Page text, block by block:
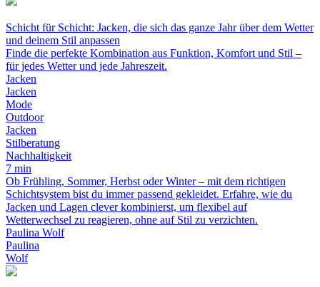
Schicht für Schicht: Jacken, die sich das ganze Jahr über dem Wetter
und deinem Stil anpassen
Finde die perfekte Kombination aus Funktion, Komfort und Stil –
für jedes Wetter und jede Jahreszeit.
Jacken
Jacken
Mode
Outdoor
Jacken
Stilberatung
Nachhaltigkeit
7 min
Ob Frühling, Sommer, Herbst oder Winter – mit dem richtigen
Schichtsystem bist du immer passend gekleidet. Erfahre, wie du
Jacken und Lagen clever kombinierst, um flexibel auf
Wetterwechsel zu reagieren, ohne auf Stil zu verzichten.
Paulina Wolf
Paulina
Wolf